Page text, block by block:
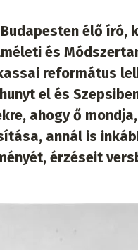
élő
és
református
el és
ahogy ő
annál is
érzéseit